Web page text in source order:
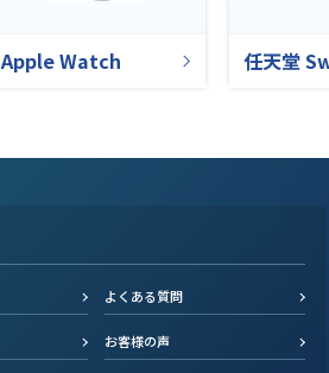
Apple Watch 任天堂
よくある質問
お客様の声